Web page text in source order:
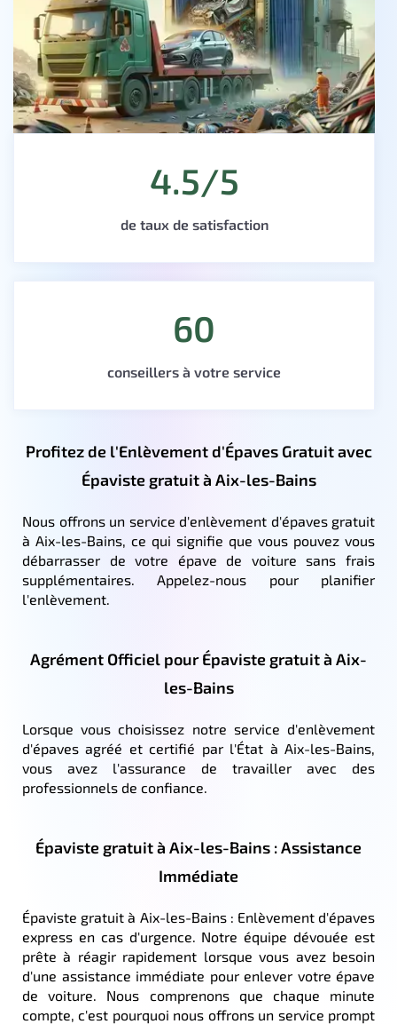
4.5/5
de taux de satisfaction
60
conseillers à votre service
Profitez de l'Enlèvement d'Épaves Gratuit avec
Épaviste gratuit à Aix-les-Bains
Nous offrons un service d'enlèvement d'épaves gratuit
à Aix-les-Bains, ce qui signifie que vous pouvez vous
débarrasser de votre épave de voiture sans frais
supplémentaires. Appelez-nous pour planifier
l'enlèvement.
Agrément Officiel pour Épaviste gratuit à Aix-
les-Bains
Lorsque vous choisissez notre service d'enlèvement
d'épaves agréé et certifié par l'État à Aix-les-Bains,
vous avez l'assurance de travailler avec des
professionnels de confiance.
Épaviste gratuit à Aix-les-Bains : Assistance
Immédiate
Épaviste gratuit à Aix-les-Bains : Enlèvement d'épaves
express en cas d'urgence. Notre équipe dévouée est
prête à réagir rapidement lorsque vous avez besoin
d'une assistance immédiate pour enlever votre épave
de voiture. Nous comprenons que chaque minute
compte, c'est pourquoi nous offrons un service prompt